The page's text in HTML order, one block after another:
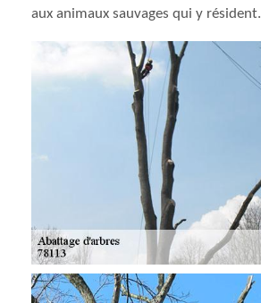
aux animaux sauvages qui y résident.